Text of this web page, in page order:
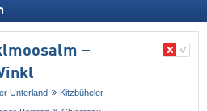
–
Unterland
Kitzbüheler